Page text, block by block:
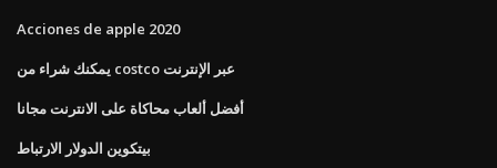
Acciones de apple 2020
يمكنك شراء من costco عبر الإنترنت
أفضل ألعاب محاكاة على الانترنت مجانا
بيتكوين الدولار الارتباط